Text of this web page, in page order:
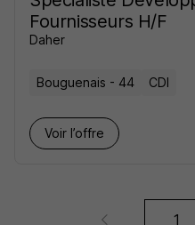
Fournisseurs H/F
Daher
Bouguenais - 44 CDI
Voir l’offre